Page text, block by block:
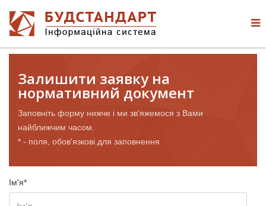
Залишити заявку на
нормативний документ
Заповніть форму нижче і ми зв'яжемося з Вами
найближчим часом.
* - поля, обов'язкові для заповнення
Ім'я*